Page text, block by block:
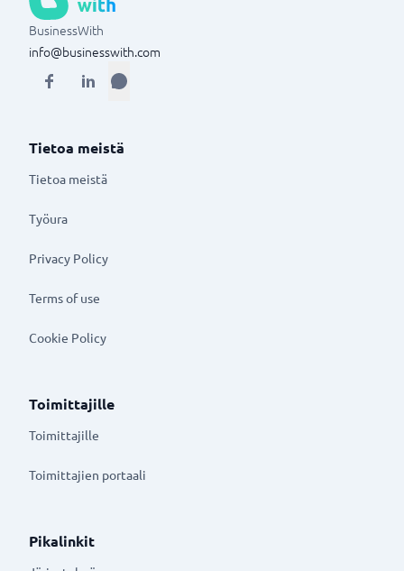
BusinessWith
info@businesswith.com
Tietoa meistä
Tietoa meistä
Työura
Privacy Policy
Terms of use
Cookie Policy
Toimittajille
Toimittajille
Toimittajien portaali
Pikalinkit